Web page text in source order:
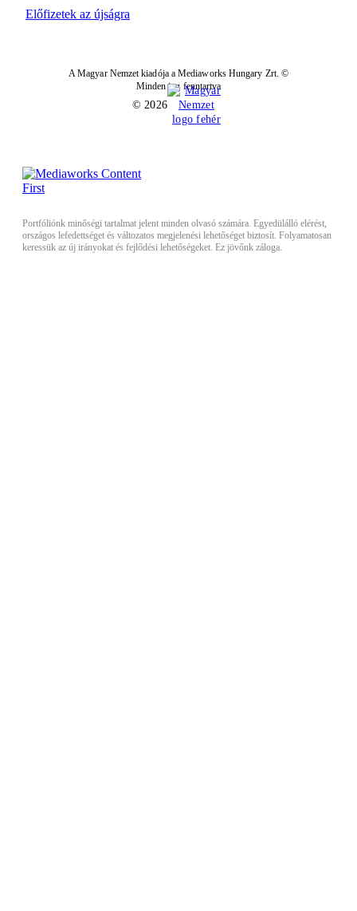
Előfizetek az újságra
A Magyar Nemzet kiadója a Mediaworks Hungary Zrt. ©
Minden jog fenntartva
© 2026
Portfóliónk minőségi tartalmat jelent minden olvasó számára. Egyedülálló elérést,
országos lefedettséget és változatos megjelenési lehetőséget biztosít. Folyamatosan
keressük az új irányokat és fejlődési lehetőségeket. Ez jövőnk záloga.